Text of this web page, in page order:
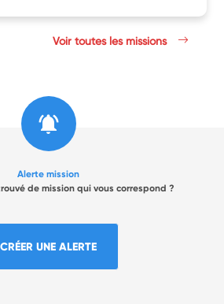
Voir toutes les missions
Alerte mission
de mission qui vous correspond ?
CRÉER UNE ALERTE